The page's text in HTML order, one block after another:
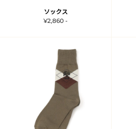
ソックス
¥2,860 -